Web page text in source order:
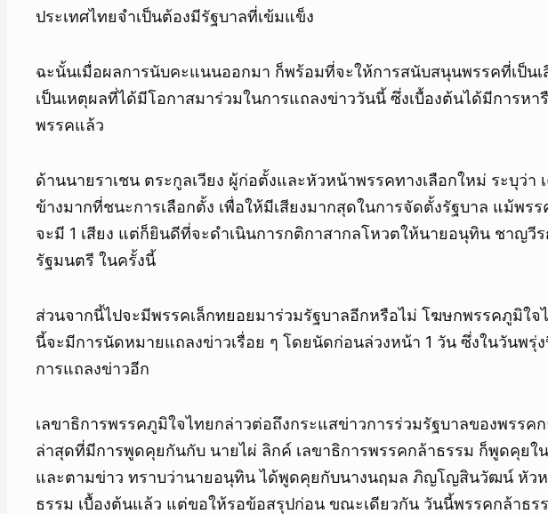
ประเทศไทยจำเป็นต้องมีรัฐบาลที่เข้มแข็ง
ฉะนั้นเมื่อผลการนับคะแนนออกมา ก็พร้อมที่จะให้การสนับสนุนพรรคที่เป็นเ
เป็นเหตุผลที่ได้มีโอกาสมาร่วมในการแถลงข่าววันนี้ ซึ่งเบื้องต้นได้มีการห
พรรคแล้ว
ด้านนายราเชน ตระกูลเวียง ผู้ก่อตั้งและหัวหน้าพรรคทางเลือกใหม่ ระบุว่า
ข้างมากที่ชนะการเลือกตั้ง เพื่อให้มีเสียงมากสุดในการจัดตั้งรัฐบาล แม้พรร
จะมี 1 เสียง แต่ก็ยินดีที่จะดำเนินการกติกาสากลโหวตให้นายอนุทิน ชาญวีร
รัฐมนตรี ในครั้งนี้
ส่วนจากนี้ไปจะมีพรรคเล็กทยอยมาร่วมรัฐบาลอีกหรือไม่ โฆษกพรรคภูมิใจ
นี้จะมีการนัดหมายแถลงข่าวเรื่อย ๆ โดยนัดก่อนล่วงหน้า 1 วัน ซึ่งในวันพรุ่
การแถลงข่าวอีก
เลขาธิการพรรคภูมิใจไทยกล่าวต่อถึงกระแสข่าวการร่วมรัฐบาลของพรรค
ล่าสุดที่มีการพูดคุยกันกับ นายไผ่ ลิกค์ เลขาธิการพรรคกล้าธรรม ก็พูดคุยใน
และตามข่าว ทราบว่านายอนุทิน ได้พูดคุยกับนางนฤมล ภิญโญสินวัฒน์ หัว
ธรรม เบื้องต้นแล้ว แต่ขอให้รอข้อสรุปก่อน ขณะเดียวกัน วันนี้พรรคกล้าธร